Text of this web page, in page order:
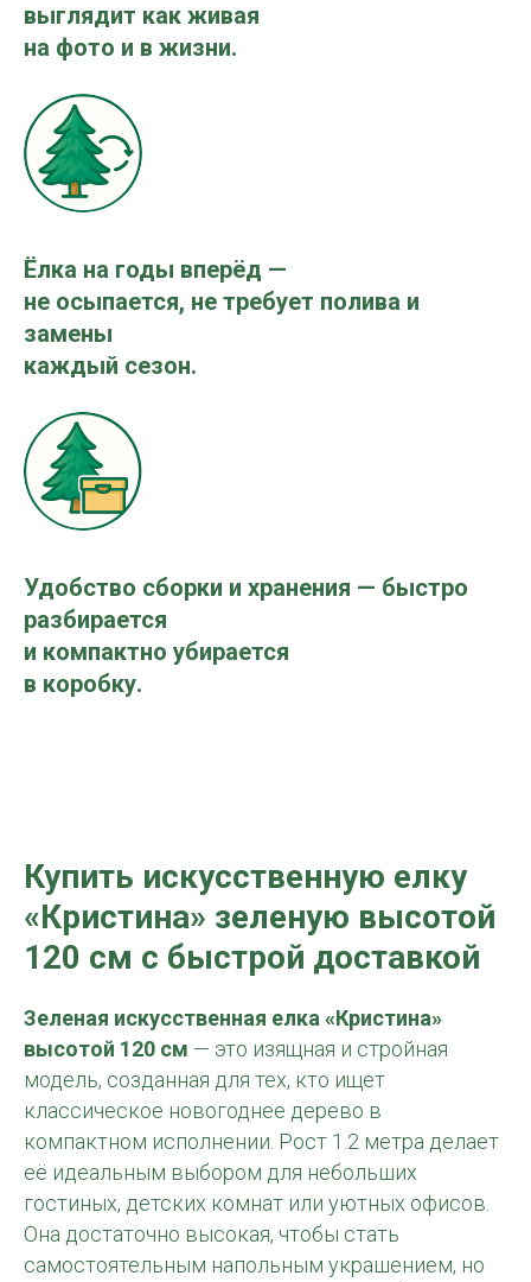
выглядит как живая
на фото и в жизни.
Ёлка на годы вперёд —
не осыпается, не требует полива и
замены
каждый сезон.
Удобство сборки и хранения — быстро
разбирается
и компактно убирается
в коробку.
Купить искусственную елку
«Кристина» зеленую высотой
120 см с быстрой доставкой
Зеленая искусственная елка «Кристина»
высотой 120 см — это изящная и стройная
модель, созданная для тех, кто ищет
классическое новогоднее дерево в
компактном исполнении. Рост 1.2 метра делает
её идеальным выбором для небольших
гостиных, детских комнат или уютных офисов.
Она достаточно высокая, чтобы стать
самостоятельным напольным украшением, но